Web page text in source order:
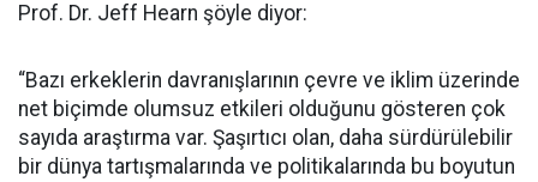
Prof. Dr. Jeff Hearn şöyle diyor:
“Bazı erkeklerin davranışlarının çevre ve iklim üzerinde
net biçimde olumsuz etkileri olduğunu gösteren çok
sayıda araştırma var. Şaşırtıcı olan, daha sürdürülebilir
bir dünya tartışmalarında ve politikalarında bu boyutun